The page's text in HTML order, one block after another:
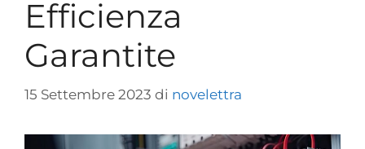
Efficienza
Garantite
15 Settembre 2023 di novelettra